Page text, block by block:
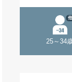
25～34
他